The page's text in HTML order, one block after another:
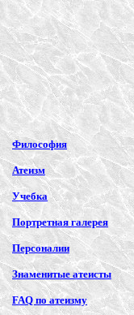
Философия
Атеизм
Учебка
Портретная галерея
Персоналии
Знаменитые атеисты
FAQ по атеизму